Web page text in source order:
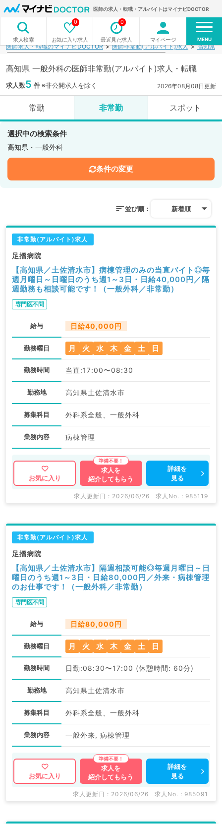
医師の求人・転職・アルバイトはマイナビDOCTOR
求人検索 お気に入り求人
0
最近見た求人
0
マイページ MENU
医師求人・転職のマイナビDOCTOR 医師非常勤(アルバイト)求人 高知県
高知県 一般外科の医師非常勤(アルバイト)求人・転職
求人数5 件※非公開求人を除く 2026年08月08日更新
常勤 非常勤 スポット
選択中の検索条件
高知県・一般外科
条件の変更
並び順： 新着順
非常勤(アルバイト)求人
足摺病院
【高知県／土佐清水市】病棟管理のみの当直バイト◎毎
週月曜日～日曜日のうち週1～3日・日給40,000円／隔
週勤務も相談可能です！（一般外科／非常勤）
専門医不問
給与 日給40,000円
勤務曜日 月 火 水 木 金 土 日
勤務時間 当直:17:00〜08:30
勤務地 高知県土佐清水市
募集科目 外科系全般、一般外科
業務内容 病棟管理
お気に入り
求人を
紹介してもらう
詳細を
見る
求人更新日 : 2026/06/26 求人No. : 985119
非常勤(アルバイト)求人
足摺病院
【高知県／土佐清水市】隔週相談可能◎毎週月曜日～日
曜日のうち週1～3日・日給80,000円／外来・病棟管理
のお仕事です！（一般外科／非常勤）
専門医不問
給与 日給80,000円
勤務曜日 月 火 水 木 金 土 日
勤務時間 日勤:08:30〜17:00 (休憩時間: 60分)
勤務地 高知県土佐清水市
募集科目 外科系全般、一般外科
業務内容 一般外来, 病棟管理
お気に入り
求人を
紹介してもらう
詳細を
見る
求人更新日 : 2026/06/26 求人No. : 985091